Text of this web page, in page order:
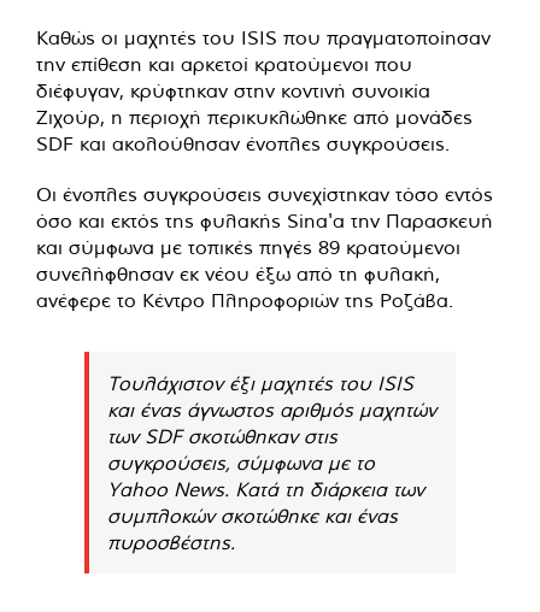
Καθώς οι μαχητές του ISIS που πραγματοποίησαν
την επίθεση και αρκετοί κρατούμενοι που
διέφυγαν, κρύφτηκαν στην κοντινή συνοικία
Ζιχούρ, η περιοχή περικυκλώθηκε από μονάδες
SDF και ακολούθησαν ένοπλες συγκρούσεις.
Οι ένοπλες συγκρούσεις συνεχίστηκαν τόσο εντός
όσο και εκτός της φυλακής Sina'a την Παρασκευή
και σύμφωνα με τοπικές πηγές 89 κρατούμενοι
συνελήφθησαν εκ νέου έξω από τη φυλακή,
ανέφερε το Κέντρο Πληροφοριών της Ροζάβα.
Τουλάχιστον έξι μαχητές του ISIS
και ένας άγνωστος αριθμός μαχητών
των SDF σκοτώθηκαν στις
συγκρούσεις, σύμφωνα με το
Yahoo News. Κατά τη διάρκεια των
συμπλοκών σκοτώθηκε και ένας
πυροσβέστης.